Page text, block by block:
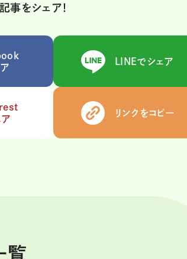
事をシェア！
LINEでシェア
リンクをコピー
覧